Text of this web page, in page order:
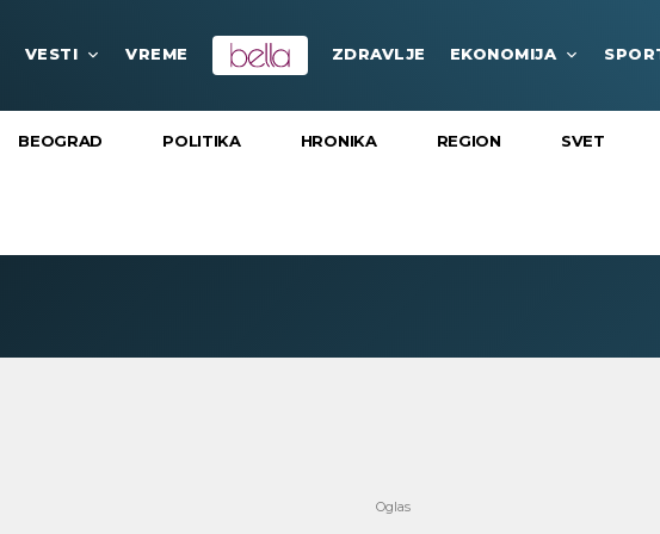
VESTI VREME ZDRAVLJE EKONOMIJA
BEOGRAD POLITIKA HRONIKA REGION SVET